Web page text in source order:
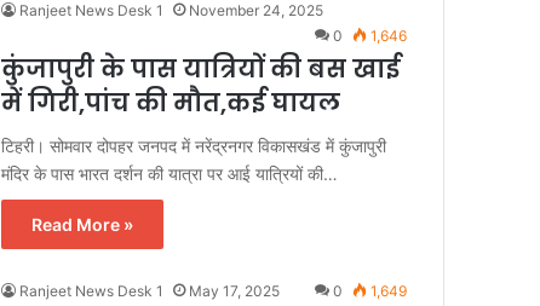
Ranjeet News Desk 1
November 24, 2025
0
1,646
कुंजापुरी के पास यात्रियों की बस खाई
में गिरी,पांच की मौत,कई घायल
टिहरी। सोमवार दोपहर जनपद में नरेंद्रनगर विकासखंड में कुंजापुरी
मंदिर के पास भारत दर्शन की यात्रा पर आई यात्रियों की…
Read More »
Ranjeet News Desk 1 May 17, 2025 0 1,649